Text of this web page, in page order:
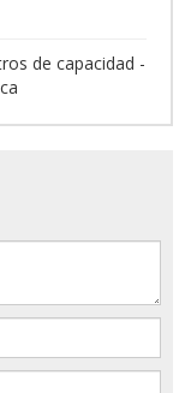
de capacidad -